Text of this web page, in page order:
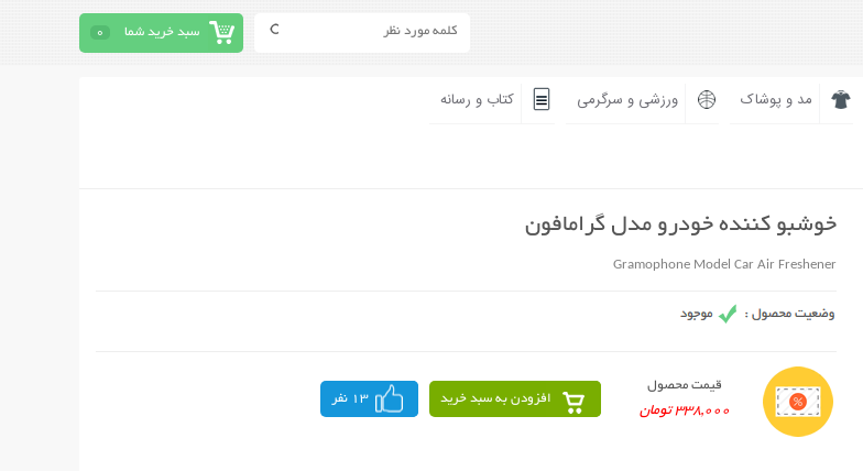
سبد خرید شما 0
مد و پوشاک ورزشی و سرگرمی کتاب و رسانه
خوشبو کننده خودرو مدل گرامافون
Gramophone Model Car Air Freshener
قیمت محصول
338,000 تومان
افزودن به سبد خرید 13 نفر